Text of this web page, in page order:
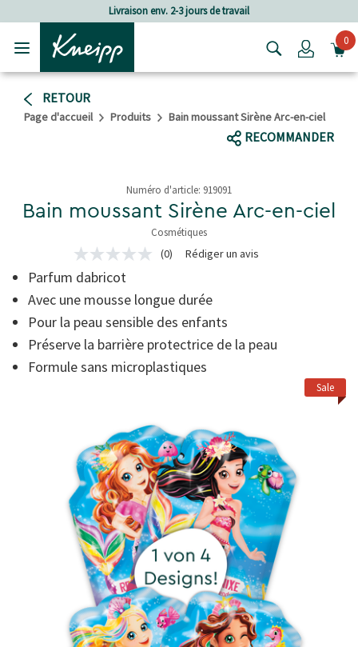
Passer au contenu principal
Passer au contenu du pied de page
Livraison env. 2-3 jours de travail
Login0
RETOUR
Page d'accueil Produits Bain moussant Sirène Arc-en-ciel
RECOMMANDER
Sale
Numéro d'article: 919091
Bain moussant Sirène Arc-en-ciel
Cosmétiques
5 de 5 étoilesAucune
valeur
de
notation
sur
même
page.
(0) Rédiger un avis
Parfum dabricot
Avec une mousse longue durée
Pour la peau sensible des enfants
Préserve la barrière protectrice de la peau
Formule sans microplastiques